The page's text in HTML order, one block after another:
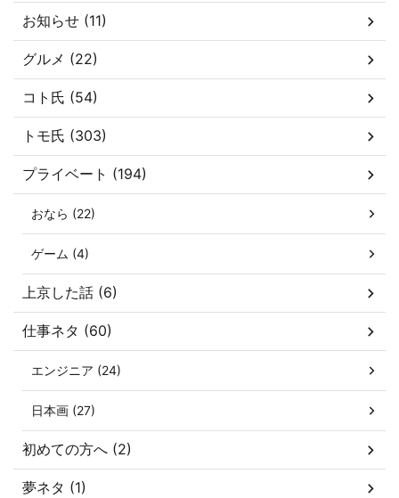
お知らせ (11)
グルメ (22)
コト氏 (54)
トモ氏 (303)
プライベート (194)
おなら (22)
ゲーム (4)
上京した話 (6)
仕事ネタ (60)
エンジニア (24)
日本画 (27)
初めての方へ (2)
夢ネタ (1)